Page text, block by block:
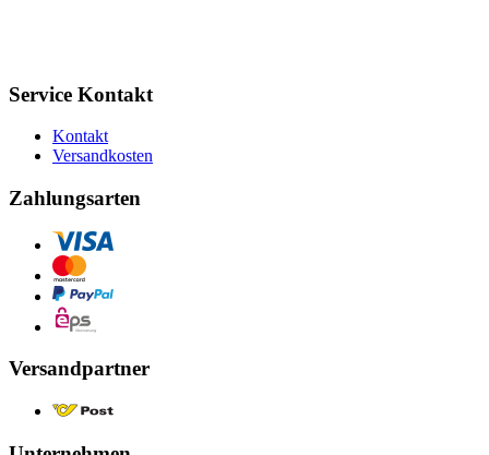
Service Kontakt
Kontakt
Versandkosten
Zahlungsarten
Versandpartner